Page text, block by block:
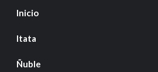
Inicio
Itata
Ñuble